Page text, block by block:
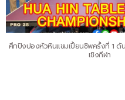
ศึกปิงปองหัวหินแชมเปี้ยนชิพครั้งที่ 1 ดั
เชิงกีฬา